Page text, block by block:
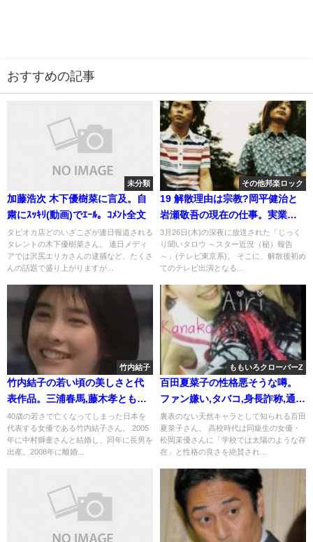
おすすめの記事
未分類
加藤浩次 木下優樹菜に言及。自
粛にｽｯｷﾘ(動画)でｴｰﾙ。ｺﾒﾝﾄ全文
タピオカ店どのいざこざが連日報道される
タレントの木下優樹菜さん。 連日メディ
アでは沢尻エリカさんの逮捕など、たくさ
んの話題で盛り上がりますが...
その他邦楽ロック
19 解散理由は宗教?岡平健治と
岩瀬敬吾の現在の仕事。実業家
として成功
3月26日(木)の深夜に放送された「じっく
り聞いタロウ ～スター近況（秘）報告
～」(テレビ東京系)。 そこに、解散後初め
てのテレビ出演となる...
竹内結子
竹内結子の若い頃の美しさと代
表作品。三浦春馬,藤木孝とも共
演[画像]
40歳の若さで亡くなってしまった日本を
代表する女優である竹内結子さん。 2005
年に中村獅童さんと結婚し、同年に長男を
出産。2008年に離婚...
ももいろクローバーZ
百田夏菜子の性格悪そうな噂。
ファン嫌い,タバコ,身長詐称,通勤
ガセ
裏表のない天然キャラとして知られる百田
夏菜子さん。 高校時代は同級生の女優・
松岡茉優さんに「学校では太陽のような存
在」と性格の良さを絶賛され...